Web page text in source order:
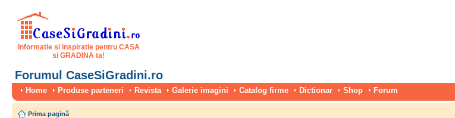
Informatie si inspiratie pentru CASA
si GRADINA ta!
Forumul CaseSiGradini.ro
Home Produse parteneri Revista Galerie imagini Catalog firme Dictionar Shop Forum
Prima pagină